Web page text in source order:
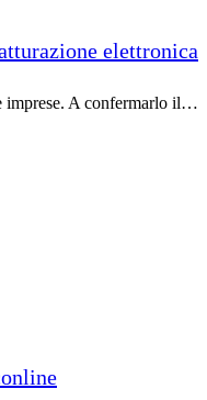
elettronica
imprese. A confermarlo il…